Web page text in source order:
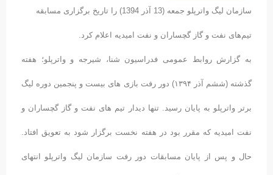
سازمان لیگ واترپلو جمعه (13 آذر 1394) را تاریخ برگزاری مسابقه
تیم‌های نفت و گاز گچساران و نفت امیدیه اعلام کرد.
به گزارش روابط عمومی فدراسیون شنا، شیرجه و واترپلو؛ هفته
گذشته (ششم آذر ۱۳۹۴) دور رفت بازی های بیست و پنجمین دوره لیگ
برتر واترپلو به پایان رسید. تنها دیدار تیم های نفت و گاز گچساران و
نفت امیدیه که مقرر بود در هفته نخست برگزار شود به تعویق افتاد.
حال و پس از پایان مسابقات دور رفت سازمان لیگ واترپلو انتهای